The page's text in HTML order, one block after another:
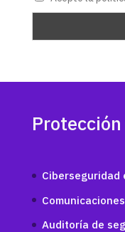
Ciberseguridad
Auditoría de